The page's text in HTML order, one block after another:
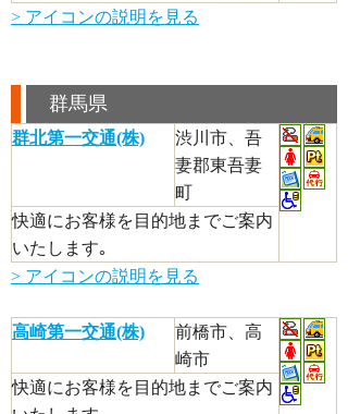
> アイコンの説明を見る
群馬県
群北第一交通(株)
渋川市、吾
妻郡東吾妻
町
快適にお客様を目的地までご案内
いたします｡
> アイコンの説明を見る
高崎第一交通(株)
前橋市、高
崎市
快適にお客様を目的地までご案内